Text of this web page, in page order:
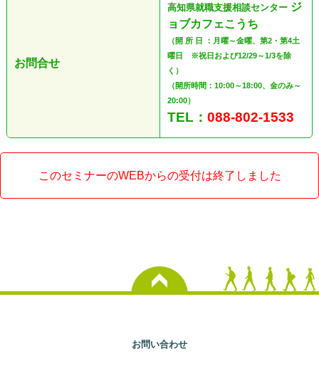
お問合せ
高知県就職支援相談センター ジ
ョブカフェこうち
（開 所 日 ：月曜～金曜、第2・第4土
曜日 ※祝日および12/29～1/3を除
く）
（開所時間：10:00～18:00、金のみ～
20:00）
TEL： 088-802-1533
このセミナーのWEBからの受付は終了しました
お問い合わせ